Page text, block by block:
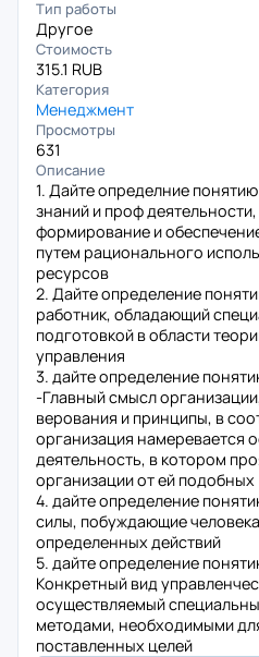
Тип работы
Другое
Стоимость
315.1 RUB
Категория
Менеджмент
Просмотры
631
Описание
1. Дайте определние
знаний и проф
формирование и
путем рационального
ресурсов
2. Дайте определение
работник, обладающий
подготовкой в области
управления
3. дайте определение
-Главный смысл
верования и принципы, в
организация намеревается
деятельность, в котором
организации от ей подобных
4. дайте определение
силы, побуждающие
определенных действий
5. дайте определение
Конкретный вид
осуществляемый
методами, необходимыми
поставленных целей